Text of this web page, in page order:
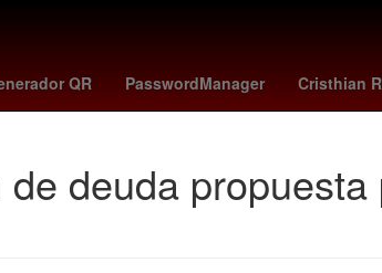
QR PasswordManager Cristhian
Penélope Cruz cuando juega colombia
deuda propuesta